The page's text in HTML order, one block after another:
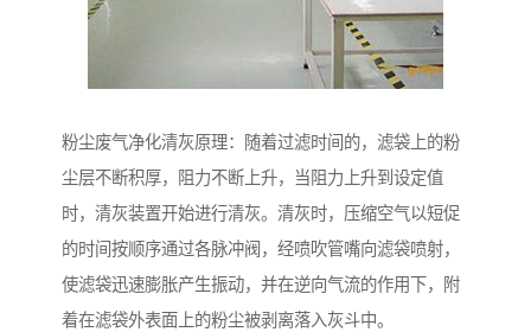
粉尘废气净化清灰原理：随着过滤时间的，滤袋上的粉
尘层不断积厚，阻力不断上升，当阻力上升到设定值
时，清灰装置开始进行清灰。清灰时，压缩空气以短促
的时间按顺序通过各脉冲阀，经喷吹管嘴向滤袋喷射，
使滤袋迅速膨胀产生振动，并在逆向气流的作用下，附
着在滤袋外表面上的粉尘被剥离落入灰斗中。